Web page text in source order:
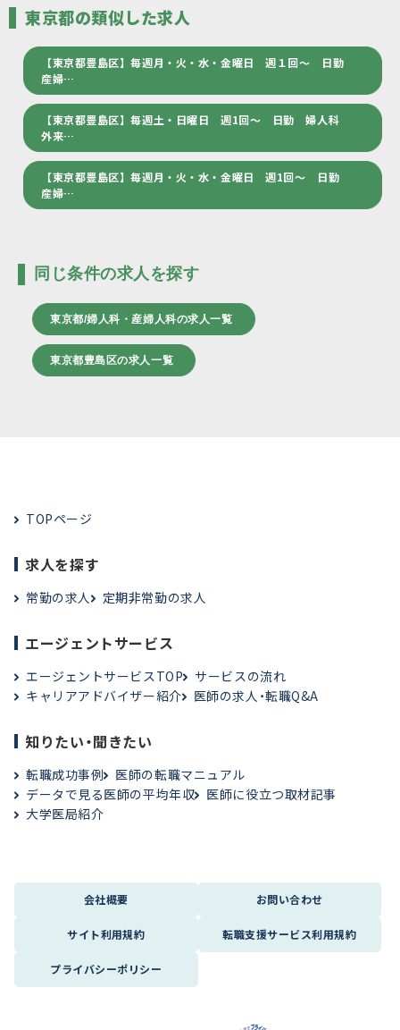
東京都の類似した求人
【東京都豊島区】毎週月・火・水・金曜日 週１回～ 日勤
産婦…
【東京都豊島区】毎週土・日曜日 週1回～ 日勤 婦人科
外来…
【東京都豊島区】毎週月・火・水・金曜日 週1回～ 日勤
産婦…
同じ条件の求人を探す
東京都/婦人科・産婦人科の求人一覧
東京都豊島区の求人一覧
TOPページ
求人を探す
常勤の求人 定期非常勤の求人
エージェントサービス
エージェントサービスTOP
サービスの流れ
キャリアアドバイザー紹介
医師の求人・転職Q&A
知りたい・聞きたい
転職成功事例
医師の転職マニュアル
データで見る医師の平均年収
医師に役立つ取材記事
大学医局紹介
会社概要 お問い合わせ
サイト利用規約 転職支援サービス利用規約
プライバシーポリシー